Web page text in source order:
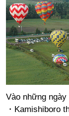
Vào những ngày
・Kamishiboro